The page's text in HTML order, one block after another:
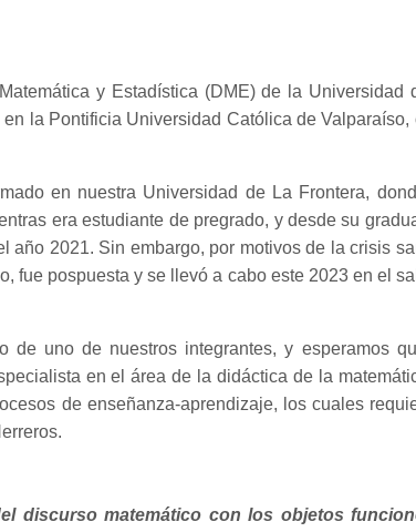
y Estadística (DME) de la Universidad
la Pontificia Universidad Católica de
en nuestra Universidad de La Frontera,
era estudiante de pregrado, y desde su
2021. Sin embargo, por motivos de la crisis
fue pospuesta y se llevó a cabo este 2023 en el
uno de nuestros integrantes, y esperamos
en el área de la didáctica de la
de enseñanza-aprendizaje, los cuales
discurso matemático con los objetos